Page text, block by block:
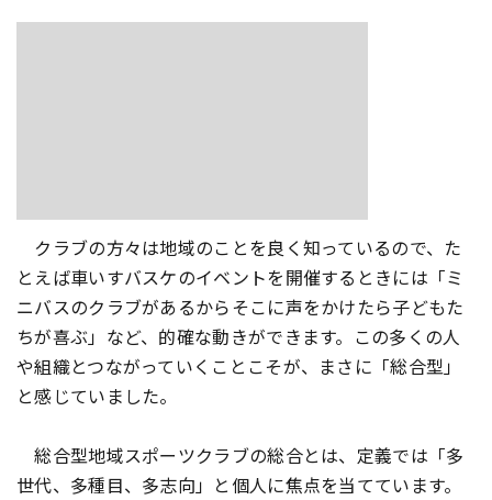
クラブの方々は地域のことを良く知っているので、た
とえば車いすバスケのイベントを開催するときには「ミ
ニバスのクラブがあるからそこに声をかけたら子どもた
ちが喜ぶ」など、的確な動きができます。この多くの人
や組織とつながっていくことこそが、まさに「総合型」
と感じていました。
総合型地域スポーツクラブの総合とは、定義では「多
世代、多種目、多志向」と個人に焦点を当てています。